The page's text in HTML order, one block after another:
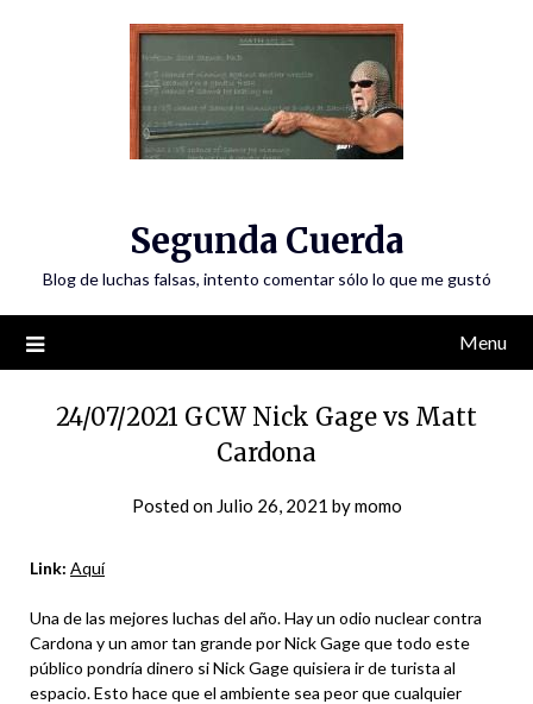
Segunda Cuerda
Blog de luchas falsas, intento comentar sólo lo que me gustó
Menu
24/07/2021 GCW Nick Gage vs Matt
Cardona
Posted on Julio 26, 2021 bymomo
Link: Aquí
Una de las mejores luchas del año. Hay un odio nuclear contra
Cardona y un amor tan grande por Nick Gage que todo este
público pondría dinero si Nick Gage quisiera ir de turista al
espacio. Esto hace que el ambiente sea peor que cualquier